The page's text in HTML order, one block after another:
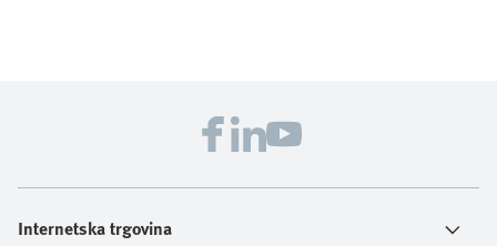
Internetska trgovina